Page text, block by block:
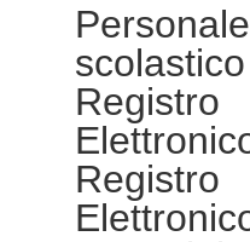
Personale
scolastico
Registro
Registro